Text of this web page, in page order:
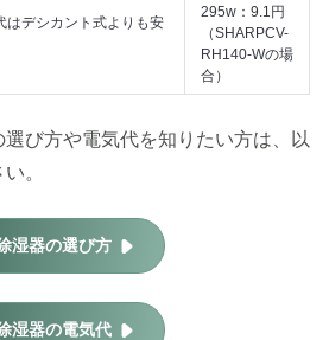
はデシカント式よりも安
295w：9.1円
（SHARPCV-
RH140-Wの場
合）
び方や電気代を知りたい方は、以
。
湿器の選び方
湿器の電気代